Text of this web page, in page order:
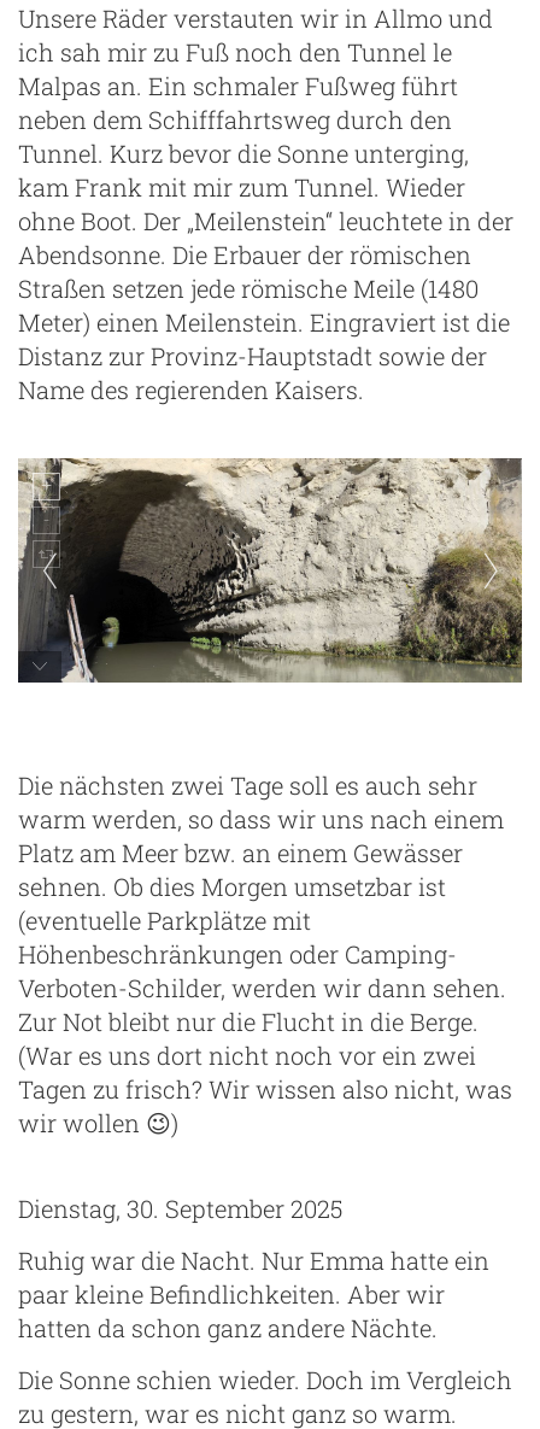
Unsere Räder verstauten wir in Allmo und
ich sah mir zu Fuß noch den Tunnel le
Malpas an. Ein schmaler Fußweg führt
neben dem Schifffahrtsweg durch den
Tunnel. Kurz bevor die Sonne unterging,
kam Frank mit mir zum Tunnel. Wieder
ohne Boot. Der „Meilenstein“ leuchtete in der
Abendsonne. Die Erbauer der römischen
Straßen setzen jede römische Meile (1480
Meter) einen Meilenstein. Eingraviert ist die
Distanz zur Provinz-Hauptstadt sowie der
Name des regierenden Kaisers.
Die nächsten zwei Tage soll es auch sehr
warm werden, so dass wir uns nach einem
Platz am Meer bzw. an einem Gewässer
sehnen. Ob dies Morgen umsetzbar ist
(eventuelle Parkplätze mit
Höhenbeschränkungen oder Camping-
Verboten-Schilder, werden wir dann sehen.
Zur Not bleibt nur die Flucht in die Berge.
(War es uns dort nicht noch vor ein zwei
Tagen zu frisch? Wir wissen also nicht, was
wir wollen 😉)
Dienstag, 30. September 2025
Ruhig war die Nacht. Nur Emma hatte ein
paar kleine Befindlichkeiten. Aber wir
hatten da schon ganz andere Nächte.
Die Sonne schien wieder. Doch im Vergleich
zu gestern, war es nicht ganz so warm.